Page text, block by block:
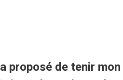
proposé de tenir